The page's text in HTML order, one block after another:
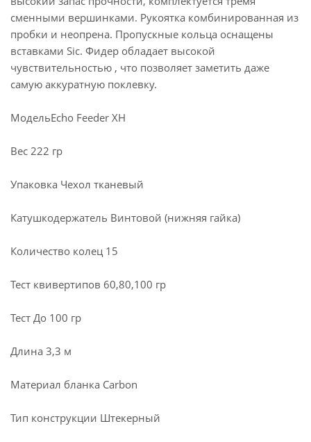
сменными вершинками. Рукоятка комбинированная из
пробки и неопрена. Пропускные кольца оснащены
вставками Sic. Фидер обладает высокой
чувствительностью , что позволяет заметить даже
самую аккуратную поклевку.
МодельEcho Feeder XH
Вес 222 гр
Упаковка Чехол тканевый
Катушкодержатель Винтовой (нижняя гайка)
Количество колец 15
Тест квивертипов 60,80,100 гр
Тест До 100 гр
Длина 3,3 м
Материал бланка Carbon
Тип конструкции Штекерный